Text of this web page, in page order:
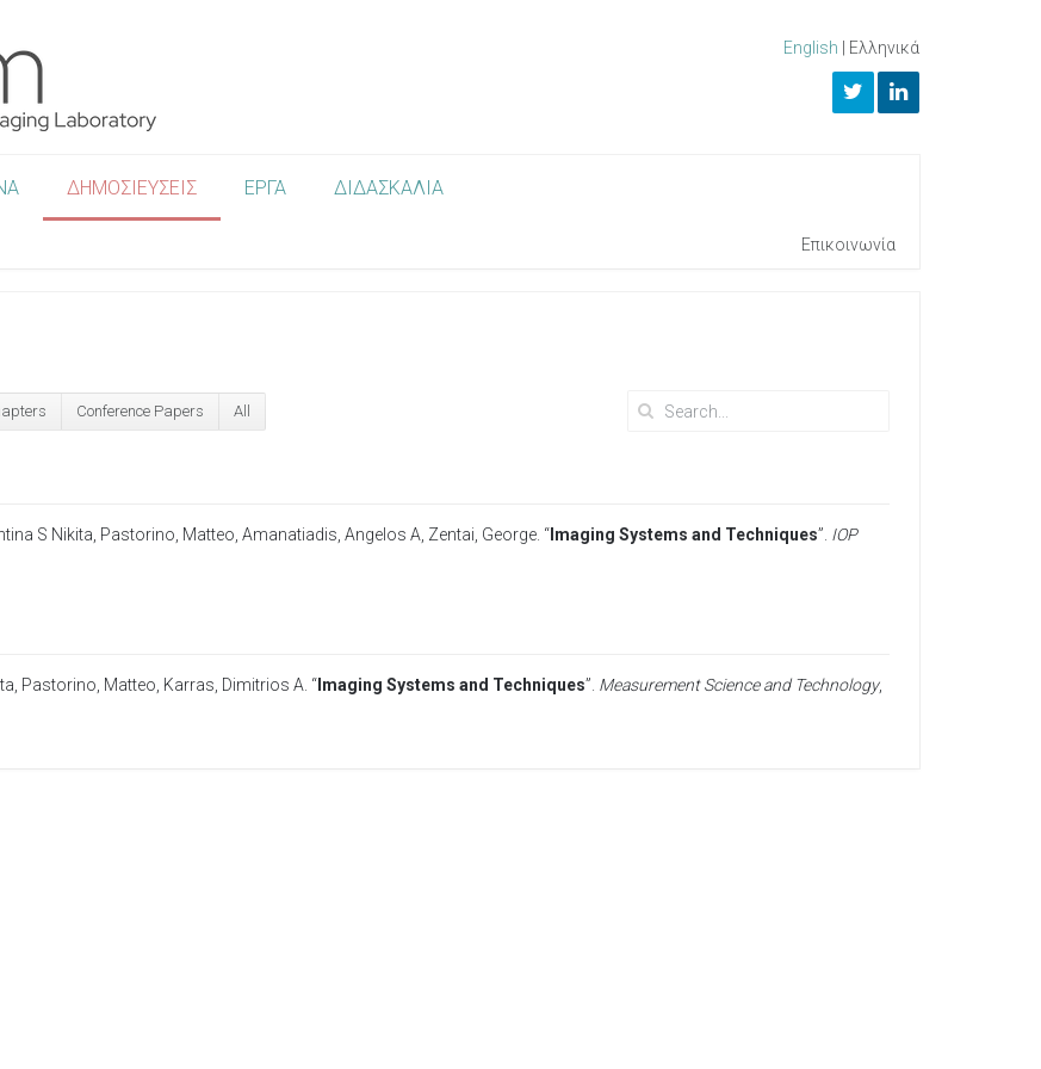
English Ελληνικά
ΔΗΜΟΣΙΕΥΣΕΙΣ ΕΡΓΑ ΔΙΔΑΣΚΑΛΙΑ
Επικοινωνία
Conference Papers All
S Nikita Pastorino, Matteo Amanatiadis, Angelos A Zentai, George . “ Imaging Systems and Techniques”. IOP
Pastorino, Matteo Karras, Dimitrios A . “ Imaging Systems and Techniques”. Measurement Science and Technology,